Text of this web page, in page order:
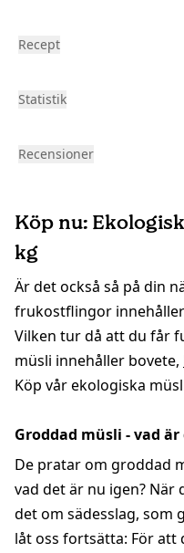
Recept
Statistik
Recensioner
Köp nu:
kg
Är det också så på din
frukostflingor
Vilken tur då att du får
müsli innehåller bovete,
Köp vår ekologiska
Groddad müsli - vad är
De pratar om groddad
vad det är nu igen?
det om sädesslag, som
låt oss fortsätta: För att